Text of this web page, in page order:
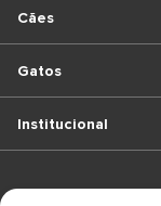
Cães
Gatos
Institucional